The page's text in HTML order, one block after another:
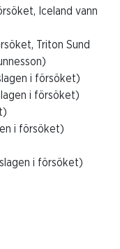
Iceland vann
Triton Sund
i försöket)
i försöket)
i försöket)
i försöket)